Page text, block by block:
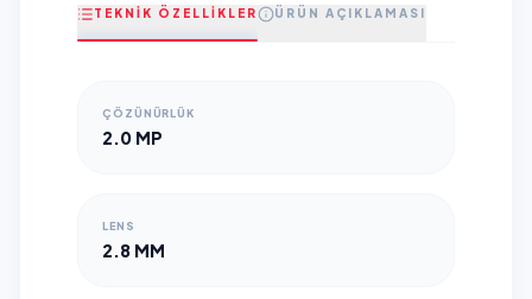
TEKNİK ÖZELLİKLER ÜRÜN AÇIKLAMASI
ÇÖZÜNÜRLÜK
2.0 MP
LENS
2.8 MM